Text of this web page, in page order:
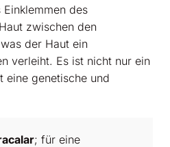
des
zwischen den
der Haut ein
verleiht. Es ist nicht nur ein
eine genetische und
; für eine